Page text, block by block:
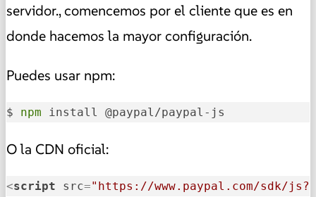
servidor., comencemos por el cliente que es en
donde hacemos la mayor configuración.
Puedes usar npm:
$ npm install @paypal/paypal-js
O la CDN oficial:
<script src="https://www.paypal.com/sdk/